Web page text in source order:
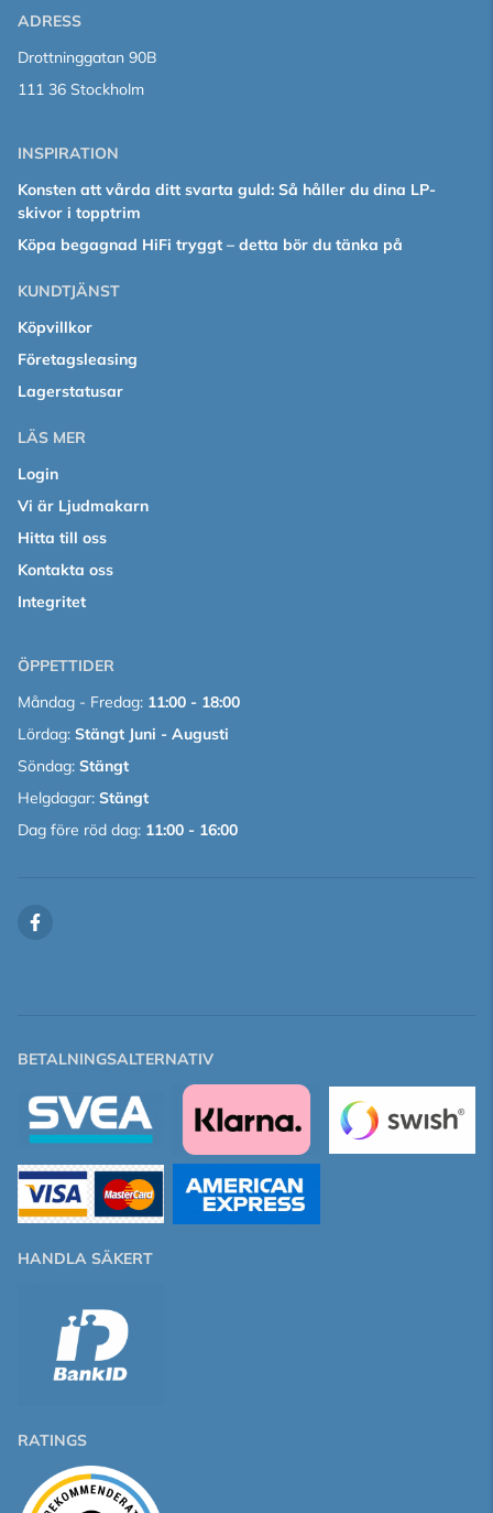
ADRESS
Drottninggatan 90B
111 36 Stockholm
INSPIRATION
Konsten att vårda ditt svarta guld: Så håller du dina LP-
skivor i topptrim
Köpa begagnad HiFi tryggt – detta bör du tänka på
KUNDTJÄNST
Köpvillkor
Företagsleasing
Lagerstatusar
LÄS MER
Login
Vi är Ljudmakarn
Hitta till oss
Kontakta oss
Integritet
ÖPPETTIDER
Måndag - Fredag: 11:00 - 18:00
Lördag: Stängt Juni - Augusti
Söndag: Stängt
Helgdagar: Stängt
Dag före röd dag: 11:00 - 16:00
BETALNINGSALTERNATIV
HANDLA SÄKERT
RATINGS